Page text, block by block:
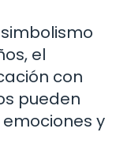
el
con
pueden
y